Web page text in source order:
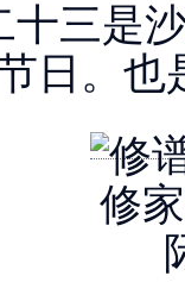
三是
日。也